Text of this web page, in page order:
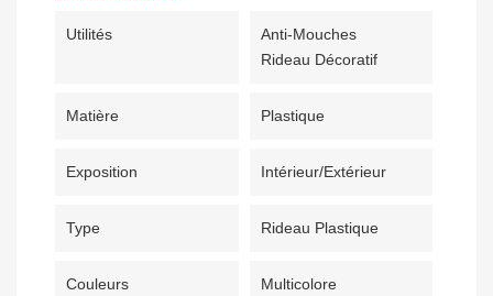
Utilités
Anti-Mouches
Rideau Décoratif
Matière Plastique
Exposition Intérieur/Extérieur
Type Rideau Plastique
Couleurs Multicolore